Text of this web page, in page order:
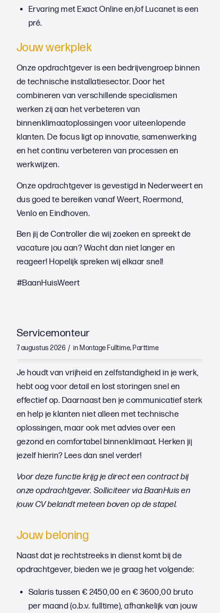
Ervaring met Exact Online en/of Lucanet is een
pré.
Jouw werkplek
Onze opdrachtgever is een bedrijvengroep binnen
de technische installatiesector. Door het
combineren van verschillende specialismen
werken zij aan het verbeteren van
binnenklimaatoplossingen voor uiteenlopende
klanten. De focus ligt op innovatie, samenwerking
en het continu verbeteren van processen en
werkwijzen.
Onze opdrachtgever is gevestigd in Nederweert en
dus goed te bereiken vanaf Weert, Roermond,
Venlo en Eindhoven.
Ben jij de Controller die wij zoeken en spreekt de
vacature jou aan? Wacht dan niet langer en
reageer! Hopelijk spreken wij elkaar snel!
#BaanHuisWeert
Servicemonteur
7 augustus 2026 / in Montage Fulltime, Parttime
Je houdt van vrijheid en zelfstandigheid in je werk,
hebt oog voor detail en lost storingen snel en
effectief op. Daarnaast ben je communicatief sterk
en help je klanten niet alleen met technische
oplossingen, maar ook met advies over een
gezond en comfortabel binnenklimaat. Herken jij
jezelf hierin? Lees dan snel verder!
Voor deze functie krijg je direct een contract bij
onze opdrachtgever. Solliciteer via BaanHuis en
jouw CV belandt meteen boven op de stapel.
Jouw beloning
Naast dat je rechtstreeks in dienst komt bij de
opdrachtgever, bieden we je graag het volgende:
Salaris tussen € 2450,00 en € 3600,00 bruto
per maand (o.b.v. fulltime), afhankelijk van jouw